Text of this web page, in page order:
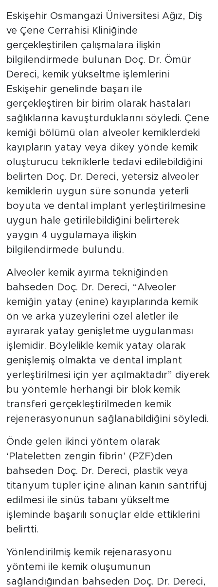
Eskişehir Osmangazi Üniversitesi Ağız, Diş
ve Çene Cerrahisi Kliniğinde
gerçekleştirilen çalışmalara ilişkin
bilgilendirmede bulunan Doç. Dr. Ömür
Dereci, kemik yükseltme işlemlerini
Eskişehir genelinde başarı ile
gerçekleştiren bir birim olarak hastaları
sağlıklarına kavuşturduklarını söyledi. Çene
kemiği bölümü olan alveoler kemiklerdeki
kayıpların yatay veya dikey yönde kemik
oluşturucu tekniklerle tedavi edilebildiğini
belirten Doç. Dr. Dereci, yetersiz alveoler
kemiklerin uygun süre sonunda yeterli
boyuta ve dental implant yerleştirilmesine
uygun hale getirilebildiğini belirterek
yaygın 4 uygulamaya ilişkin
bilgilendirmede bulundu.
Alveoler kemik ayırma tekniğinden
bahseden Doç. Dr. Dereci, “Alveoler
kemiğin yatay (enine) kayıplarında kemik
ön ve arka yüzeylerini özel aletler ile
ayırarak yatay genişletme uygulanması
işlemidir. Böylelikle kemik yatay olarak
genişlemiş olmakta ve dental implant
yerleştirilmesi için yer açılmaktadır” diyerek
bu yöntemle herhangi bir blok kemik
transferi gerçekleştirilmeden kemik
rejenerasyonunun sağlanabildiğini söyledi.
Önde gelen ikinci yöntem olarak
‘Plateletten zengin fibrin’ (PZF)den
bahseden Doç. Dr. Dereci, plastik veya
titanyum tüpler içine alınan kanın santrifüj
edilmesi ile sinüs tabanı yükseltme
işleminde başarılı sonuçlar elde ettiklerini
belirtti.
Yönlendirilmiş kemik rejenarasyonu
yöntemi ile kemik oluşumunun
sağlandığından bahseden Doç. Dr. Dereci,